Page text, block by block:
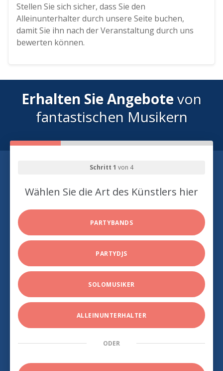
Stellen Sie sich sicher, dass Sie den
Alleinunterhalter durch unsere Seite buchen,
damit Sie ihn nach der Veranstaltung durch uns
bewerten können.
Erhalten Sie Angebotevon
fantastischen Musikern
Schritt 1 von 4
Wählen Sie die Art des Künstlers hier
PARTYBANDS
PARTYDJS
SOLOMUSIKER
ALLEINUNTERHALTER
ODER